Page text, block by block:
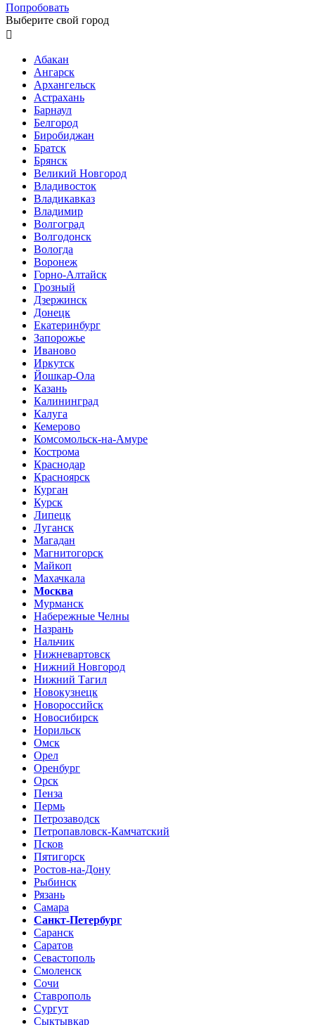
Попробовать
Выберите свой город

Абакан
Ангарск
Архангельск
Астрахань
Барнаул
Белгород
Биробиджан
Братск
Брянск
Великий Новгород
Владивосток
Владикавказ
Владимир
Волгоград
Волгодонск
Вологда
Воронеж
Горно-Алтайск
Грозный
Дзержинск
Донецк
Екатеринбург
Запорожье
Иваново
Иркутск
Йошкар-Ола
Казань
Калининград
Калуга
Кемерово
Комсомольск-на-Амуре
Кострома
Краснодар
Красноярск
Курган
Курск
Липецк
Луганск
Магадан
Магнитогорск
Майкоп
Махачкала
Москва
Мурманск
Набережные Челны
Назрань
Нальчик
Нижневартовск
Нижний Новгород
Нижний Тагил
Новокузнецк
Новороссийск
Новосибирск
Норильск
Омск
Орел
Оренбург
Орск
Пенза
Пермь
Петрозаводск
Петропавловск-Камчатский
Псков
Пятигорск
Ростов-на-Дону
Рыбинск
Рязань
Самара
Санкт-Петербург
Саранск
Саратов
Севастополь
Смоленск
Сочи
Ставрополь
Сургут
Сыктывкар